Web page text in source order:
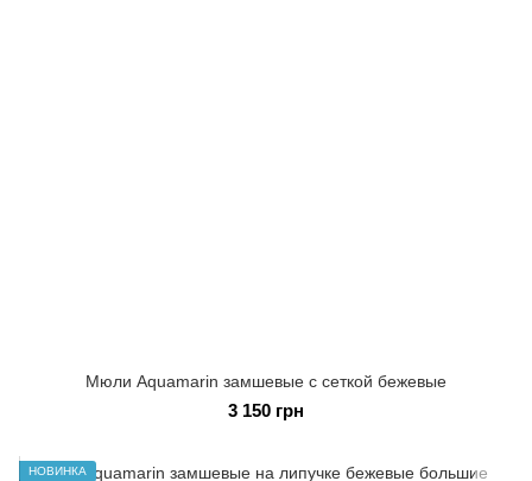
Мюли Aquamarin замшевые с сеткой бежевые
3 150 грн
НОВИНКА